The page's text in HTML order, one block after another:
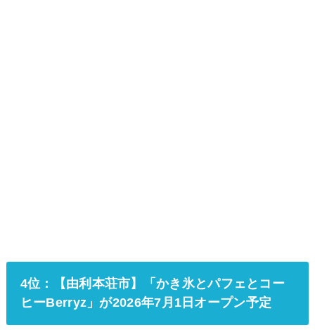
4位：【由利本荘市】「かき氷とパフェとコー
ヒーBerryz」が2026年7月1日オープン予定